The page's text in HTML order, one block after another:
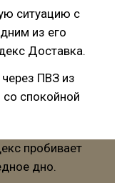
ситуацию с
из его
Доставка.
ПВЗ из
со спокойной